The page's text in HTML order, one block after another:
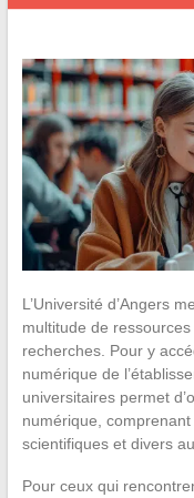
L’Université d’Angers
multitude de
recherches. Pour y
numérique de
universitaires permet
numérique,
scientifiques et divers
Pour ceux qui